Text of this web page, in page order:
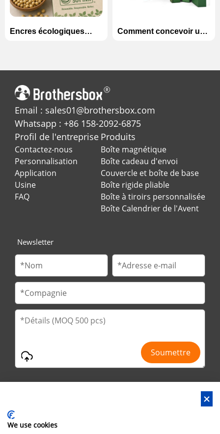
Encres écologiques
personnalisée
Comment concevoir une
Email : sales01@brothersbox.com
Whatsapp : +86 158-2092-6875
Profil de l'entreprise
Contactez-nous
Personnalisation
Application
Usine
FAQ
Produits
Boîte magnétique
Boîte cadeau d'envoi
Couvercle et boîte de base
Boîte rigide pliable
Boîte à tiroirs personnalisée
Boîte Calendrier de l'Avent
Newsletter
We use cookies